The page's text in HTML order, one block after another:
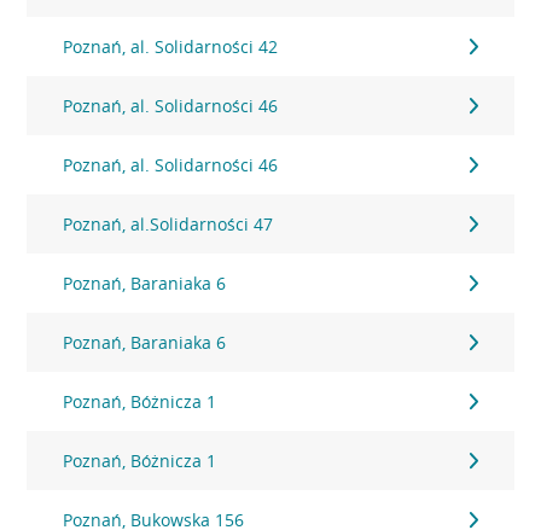
Poznań, al. Solidarności 42
Poznań, al. Solidarności 46
Poznań, al. Solidarności 46
Poznań, al.Solidarności 47
Poznań, Baraniaka 6
Poznań, Baraniaka 6
Poznań, Bóżnicza 1
Poznań, Bóżnicza 1
Poznań, Bukowska 156